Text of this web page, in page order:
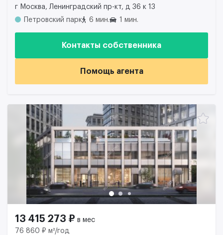
г Москва, Ленинградский пр-кт, д 36 к 13
Петровский парк
6 мин. 1 мин.
Контакты собственника
Помощь агента
13 415 273 ₽ в мес
76 860 ₽ м²/год